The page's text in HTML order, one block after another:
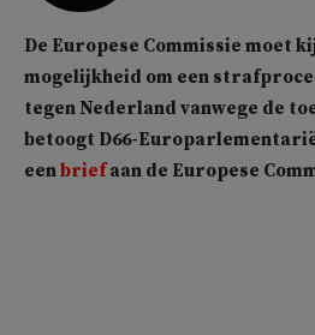
De Europese Commissie moet
mogelijkheid om een
tegen Nederland vanwege de
betoogt D66-
eenbriefaan de Europese